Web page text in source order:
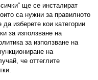
(Cookies)
ще се инсталират
са нужни за правилното
изберете кои категории
за използване на
за използване на
на
че оттеглите